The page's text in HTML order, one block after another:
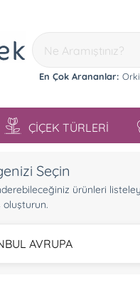
En Çok Arananlar:
ÇİÇEK TÜRLERİ
Seçin
ürünleri
AVRUPA